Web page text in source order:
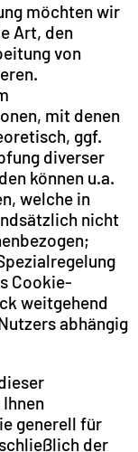
möchten wir
Art, den
von
mit denen
ggf.
diverser
können u.a.
welche in
nicht
Cookie-
weitgehend
abhängig
generell für
der